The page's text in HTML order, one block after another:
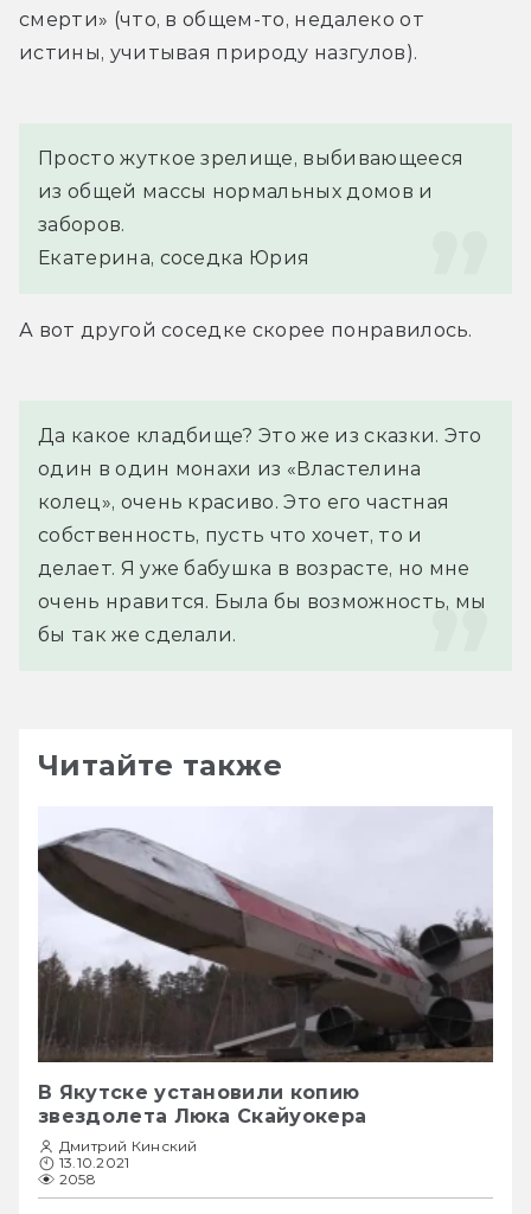
смерти» (что, в общем-то, недалеко от
истины, учитывая природу назгулов).
Просто жуткое зрелище, выбивающееся
из общей массы нормальных домов и
заборов.
Екатерина, соседка Юрия
А вот другой соседке скорее понравилось.
Да какое кладбище? Это же из сказки. Это
один в один монахи из «Властелина
колец», очень красиво. Это его частная
собственность, пусть что хочет, то и
делает. Я уже бабушка в возрасте, но мне
очень нравится. Была бы возможность, мы
бы так же сделали.
Читайте также
В Якутске установили копию
звездолета Люка Скайуокера
Дмитрий Кинский
13.10.2021
2058